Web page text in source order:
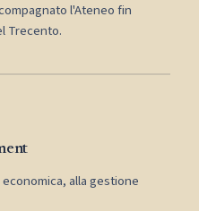
l'Ateneo fin
Trecento.
alla gestione